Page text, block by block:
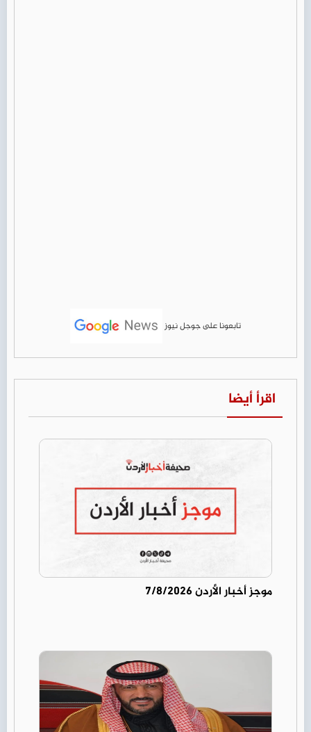
تابعونا على جوجل نيوز
اقرأ أيضا
موجز أخبار الأردن 7/8/2026